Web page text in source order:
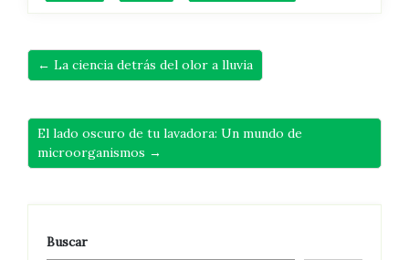
← La ciencia detrás del olor a lluvia
El lado oscuro de tu lavadora: Un mundo de
microorganismos →
Buscar